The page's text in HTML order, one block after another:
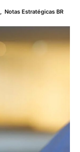
, Notas Estratégicas BR